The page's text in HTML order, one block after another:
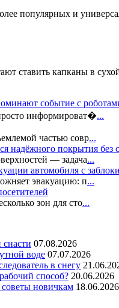
популярных и
ставить капканы в
событие с
информироват�...
частью совр...
надёжного покрытия без
— задача...
автомобиля с
эвакуацию: п...
зон для сто...
07.08.2026
воде 07.07.2026
в снегу
способ? 20.06.2026
новичкам 18.06.2026